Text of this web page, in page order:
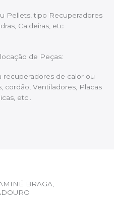
Pellets, tipo Recuperadores
Caldeiras, etc
de Peças:
recuperadores de calor ou
cordão, Ventiladores, Placas
etc..
BRAGA,